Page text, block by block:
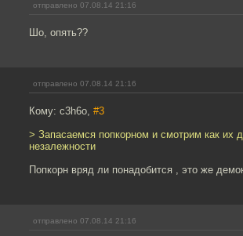
отправлено 07.08.14 21:16
Шо, опять??
отправлено 07.08.14 21:16
Кому: c3h6o, #3
> Запасаемся попкорном и смотрим как их
незалежности
Попкорн вряд ли понадобится , это же
отправлено 07.08.14 21:16